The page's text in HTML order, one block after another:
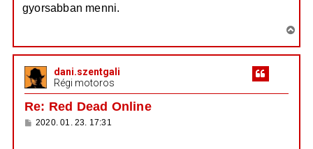
gyorsabban menni.
s
dani.szentgali
Régi motoros
Re: Red Dead Online
H
2020. 01. 23. 17:31